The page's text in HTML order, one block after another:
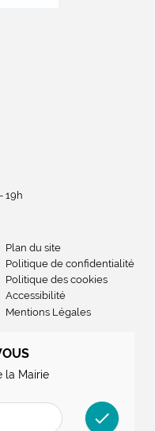
19h
Plan du site
Politique de confidentialité
Politique des cookies
Accessibilité
Mentions Légales
la Mairie
check